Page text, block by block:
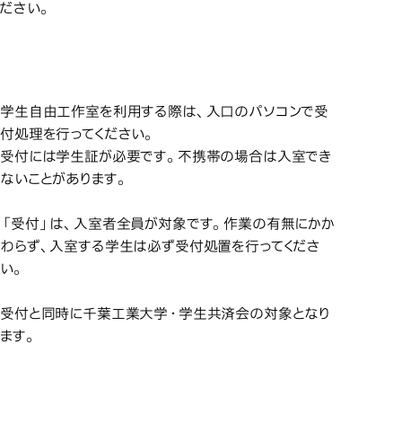
ださい。
受付
学生自由工作室を利用する際は、入口のパソコンで受
付処理を行ってください。
受付には学生証が必要です。不携帯の場合は入室でき
ないことがあります。
「受付」は、入室者全員が対象です。作業の有無にかか
わらず、入室する学生は必ず受付処置を行ってくださ
い。
受付と同時に千葉工業大学・学生共済会の対象となり
ます。